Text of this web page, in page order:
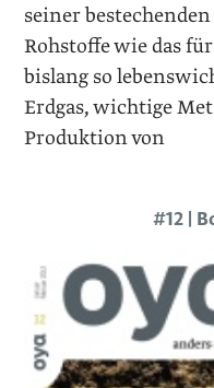
seiner
Rohstoffe wie das
bislang so
Erdgas, wichtige
Produktion von
#12 |